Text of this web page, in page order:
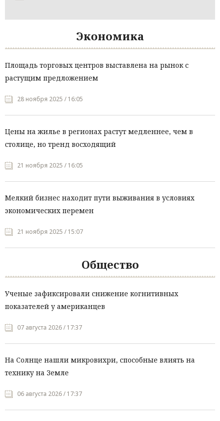
Экономика
Площадь торговых центров выставлена на рынок с
растущим предложением
28 ноября 2025 / 16:05
Цены на жилье в регионах растут медленнее, чем в
столице, но тренд восходящий
21 ноября 2025 / 16:05
Мелкий бизнес находит пути выживания в условиях
экономических перемен
21 ноября 2025 / 15:07
Общество
Ученые зафиксировали снижение когнитивных
показателей у американцев
07 августа 2026 / 17:37
На Солнце нашли микровихри, способные влиять на
технику на Земле
06 августа 2026 / 17:37